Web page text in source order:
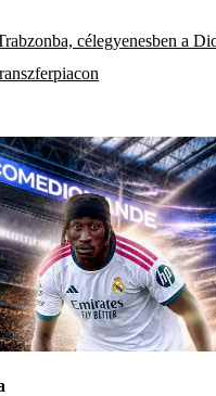
célegyenesben a